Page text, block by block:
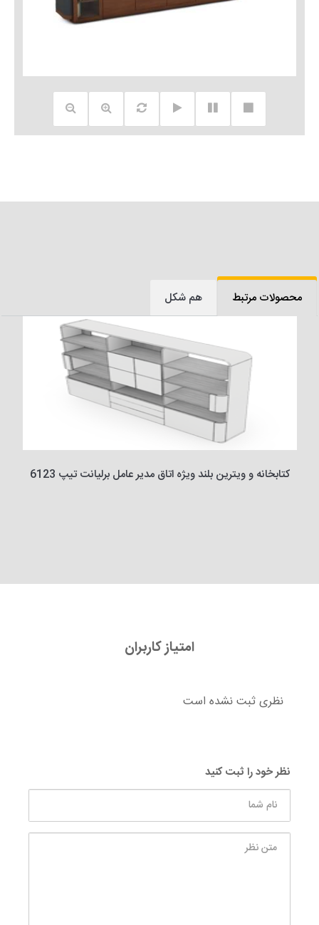
محصولات مرتبط هم شکل
کتابخانه و ویترین بلند ویژه اتاق مدیر عامل برلیانت تیپ 6123
امتیاز کاربران
نظری ثبت نشده است
نظر خود را ثبت کنید